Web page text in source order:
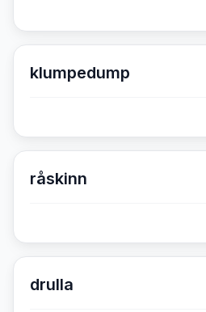
klumpedump
råskinn
drulla